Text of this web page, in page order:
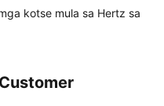
kotse mula sa Hertz sa